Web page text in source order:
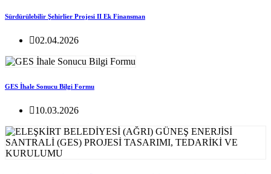
Sürdürülebilir Şehirlier Projesi II Ek Finansman
02.04.2026
GES İhale Sonucu Bilgi Formu
10.03.2026